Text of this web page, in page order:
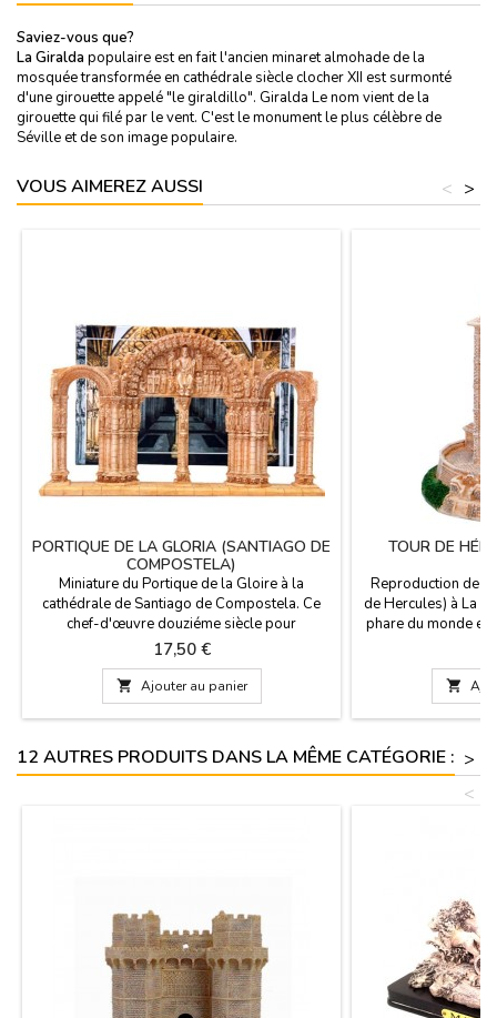
Saviez-vous que?
La Giralda populaire est en fait l'ancien minaret almohade de la
mosquée transformée en cathédrale siècle clocher XII est surmonté
d'une girouette appelé "le giraldillo". Giralda Le nom vient de la
girouette qui filé par le vent. C'est le monument le plus célèbre de
Séville et de son image populaire.
VOUS AIMEREZ AUSSI >
<
PORTIQUE DE LA GLORIA (SANTIAGO DE
COMPOSTELA)
Miniature du Portique de la Gloire à la
cathédrale de Santiago de Compostela. Ce
chef-d'œuvre douziéme siècle pour
professeur Matthieu et l'un des plus grands
monuments de l'art chrétien, se dresse sur un
rectangle d'environ 17 m de long et 4,5 et 9,5
m de haut.
Prix
17,50 €
 Ajouter au panier
TOUR DE
Reproduction de
de Hercules) à La
phare du monde
même nom.
I. La façade
romain pour

12 AUTRES PRODUITS DANS LA MÊME CATÉGORIE : >
<